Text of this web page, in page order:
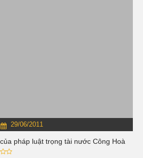
29/06/2011
pháp luật trọng tài nước Công Hoà